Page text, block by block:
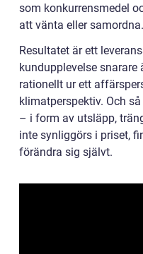
som konkurrensmedel
att vänta eller samordna.
Resultatet är ett
kundupplevelse
rationellt ur ett
klimatperspektiv. Och
– i form av utsläpp,
inte synliggörs i priset,
förändra sig självt.